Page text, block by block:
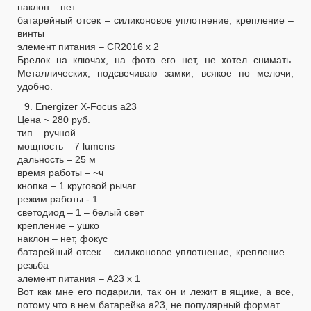
наклон – нет
батарейный отсек – силиконовое уплотнение, крепление –
винты
элемент питания – CR2016 х 2
Брелок на ключах, на фото его нет, не хотел снимать.
Металлических, подсвечиваю замки, всякое по мелочи,
удобно.
9. Energizer X-Focus a23
Цена ~ 280 руб.
тип – ручной
мощность – 7 lumens
дальность – 25 м
время работы – ~ч
кнопка – 1 круговой рычаг
режим работы - 1
светодиод – 1 – белый свет
крепление – ушко
наклон – нет, фокус
батарейный отсек – силиконовое уплотнение, крепление –
резьба
элемент питания – А23 х 1
Вот как мне его подарили, так он и лежит в ящике, а все,
потому что в нем батарейка а23, не популярный формат.